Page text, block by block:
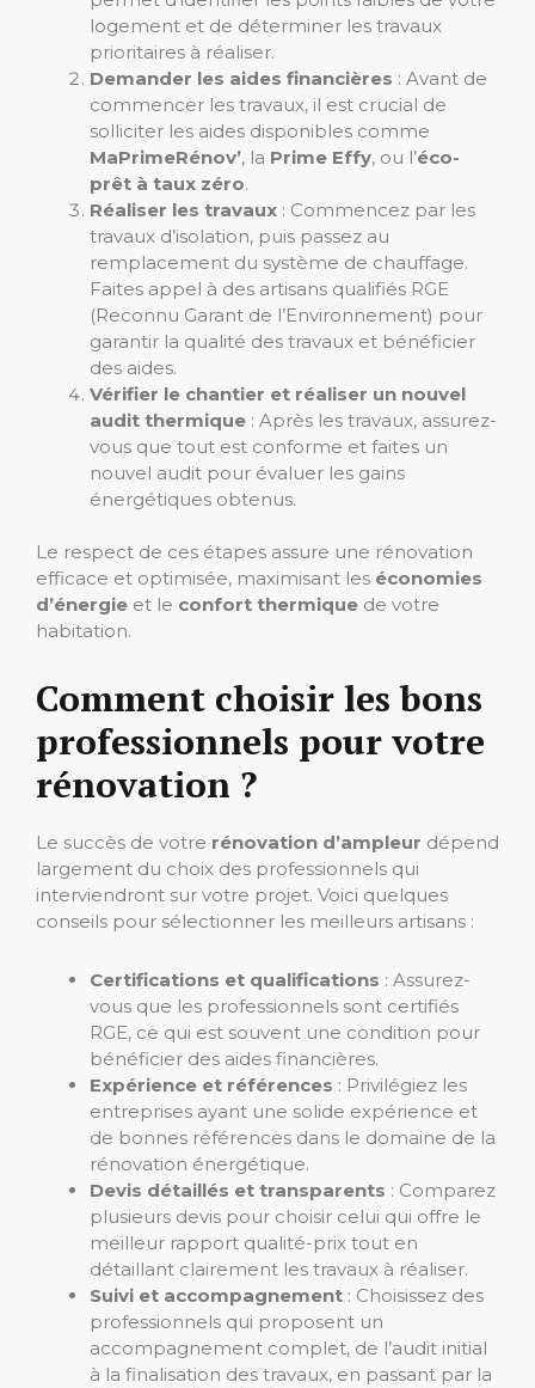
logement et de déterminer les travaux
prioritaires à réaliser.
Demander les aides financières : Avant de
commencer les travaux, il est crucial de
solliciter les aides disponibles comme
MaPrimeRénov’, la Prime Effy, ou l’éco-
prêt à taux zéro.
Réaliser les travaux : Commencez par les
travaux d’isolation, puis passez au
remplacement du système de chauffage.
Faites appel à des artisans qualifiés RGE
(Reconnu Garant de l’Environnement) pour
garantir la qualité des travaux et bénéficier
des aides.
Vérifier le chantier et réaliser un nouvel
audit thermique : Après les travaux, assurez-
vous que tout est conforme et faites un
nouvel audit pour évaluer les gains
énergétiques obtenus.
Le respect de ces étapes assure une rénovation
efficace et optimisée, maximisant les économies
d’énergie et le confort thermique de votre
habitation.
Comment choisir les bons
professionnels pour votre
rénovation ?
Le succès de votre rénovation d’ampleur dépend
largement du choix des professionnels qui
interviendront sur votre projet. Voici quelques
conseils pour sélectionner les meilleurs artisans :
Certifications et qualifications : Assurez-
vous que les professionnels sont certifiés
RGE, ce qui est souvent une condition pour
bénéficier des aides financières.
Expérience et références : Privilégiez les
entreprises ayant une solide expérience et
de bonnes références dans le domaine de la
rénovation énergétique.
Devis détaillés et transparents : Comparez
plusieurs devis pour choisir celui qui offre le
meilleur rapport qualité-prix tout en
détaillant clairement les travaux à réaliser.
Suivi et accompagnement : Choisissez des
professionnels qui proposent un
accompagnement complet, de l’audit initial
à la finalisation des travaux, en passant par la